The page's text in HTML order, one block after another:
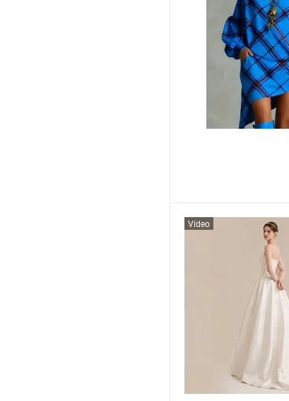
Vídeo